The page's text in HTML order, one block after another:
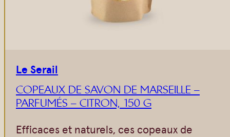
Le Serail
COPEAUX DE SAVON DE MARSEILLE –
PARFUMÉS – CITRON, 150 G
Efficaces et naturels, ces copeaux de